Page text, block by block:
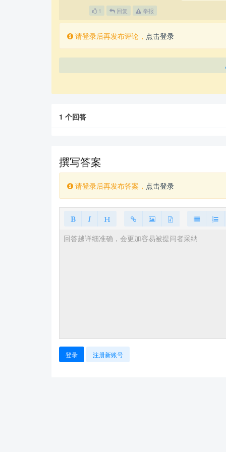
1 回复 举报
请登录后再发布评论， 点击登录
1 个回答
撰写答案
请登录后再发布答案， 点击登录
登录 注册新账号